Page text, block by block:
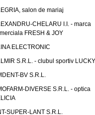
salon de mariaj
CHELARU I.I. - marca
FRESH & JOY
ELECTRONIC
S.R.L. - clubul sportiv
BV S.R.L.
DIVERSE S.R.L. - optica
SUPER-LANT S.R.L.